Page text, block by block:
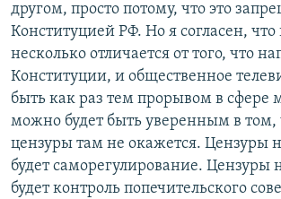
другом, просто потому, что это
Конституцией РФ. Но я согласен, что
несколько отличается от того, что
Конституции, и общественное
быть как раз тем прорывом в сфере
можно будет быть уверенным в том,
цензуры там не окажется. Цензуры
будет саморегулирование. Цензуры
будет контроль попечительского